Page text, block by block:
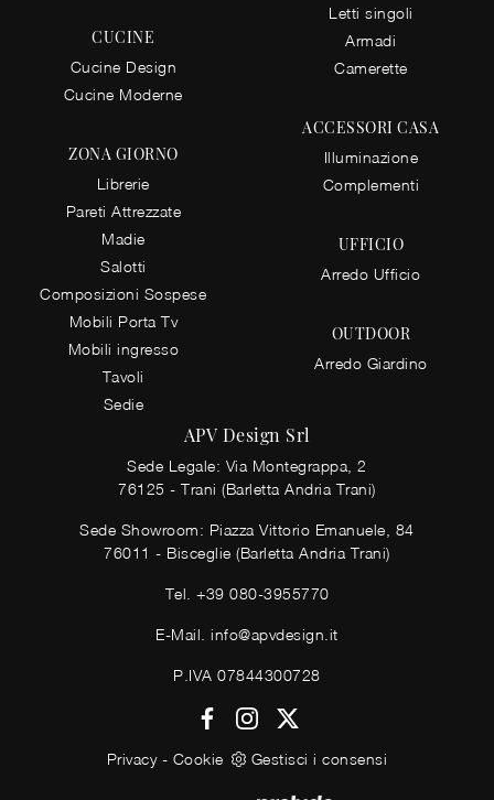
CUCINE
Cucine Design
Cucine Moderne
ZONA GIORNO
Librerie
Pareti Attrezzate
Madie
Salotti
Composizioni Sospese
Mobili Porta Tv
Mobili ingresso
Tavoli
Sedie
Letti singoli
Armadi
Camerette
ACCESSORI CASA
Illuminazione
Complementi
UFFICIO
Arredo Ufficio
OUTDOOR
Arredo Giardino
APV Design Srl
Sede Legale: Via Montegrappa, 2
76125 - Trani (Barletta Andria Trani)
Sede Showroom: Piazza Vittorio Emanuele, 84
76011 - Bisceglie (Barletta Andria Trani)
Tel. +39 080-3955770
E-Mail.info@apvdesign.it
P.IVA 07844300728
Privacy- Cookie Gestisci i consensi